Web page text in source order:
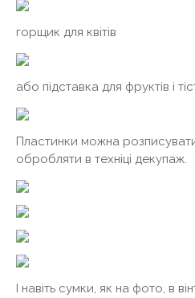
горщик для квітів
або підставка для фруктів і
Пластинки можна
обробляти в техніці декупаж.
І навіть сумки, як на фото, в